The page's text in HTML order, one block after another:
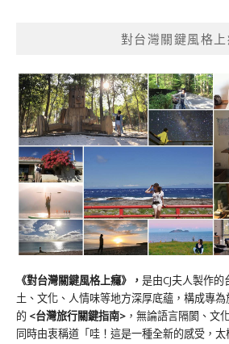
對台灣關鍵風格
《對台灣關鍵風格上癮》 ， 是由CJ夫人製作
土、文化、人情味等地方深厚底蘊，構成專
的 <台灣旅行關鍵指南> ，無論語言隔閡、文
同時由衷稱道「哇！這是一種全新的感受，